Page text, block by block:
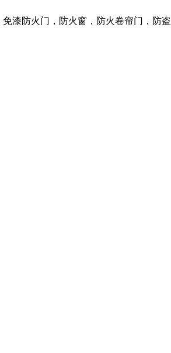
漆防火门，防火窗，防火卷帘门，防